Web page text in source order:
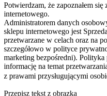
Potwierdzam, że zapoznałem się
internetowego.
Administratorem danych
sklepu internetowego jest
przetwarzane w celach oraz na
szczegółowo w polityce
marketing bezpośredni). Polityka
informację na temat
z prawami przysługującymi
Przepisz tekst z obrazka